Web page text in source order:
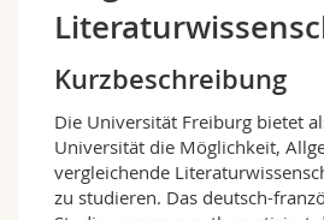
Math.-Nat. und Med. Fak.
Interfakultär
Mitarbeitende
Doktorierende
Webmail
Vorlesungsverzeichnis
MyUnifr
Kurzbeschreibung
Die Universität Freiburg bietet
Universität die Möglichkeit,
vergleichende
zu studieren. Das deutsch-